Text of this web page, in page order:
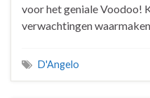
voor het geniale Voodoo!
verwachtingen
D'Angelo